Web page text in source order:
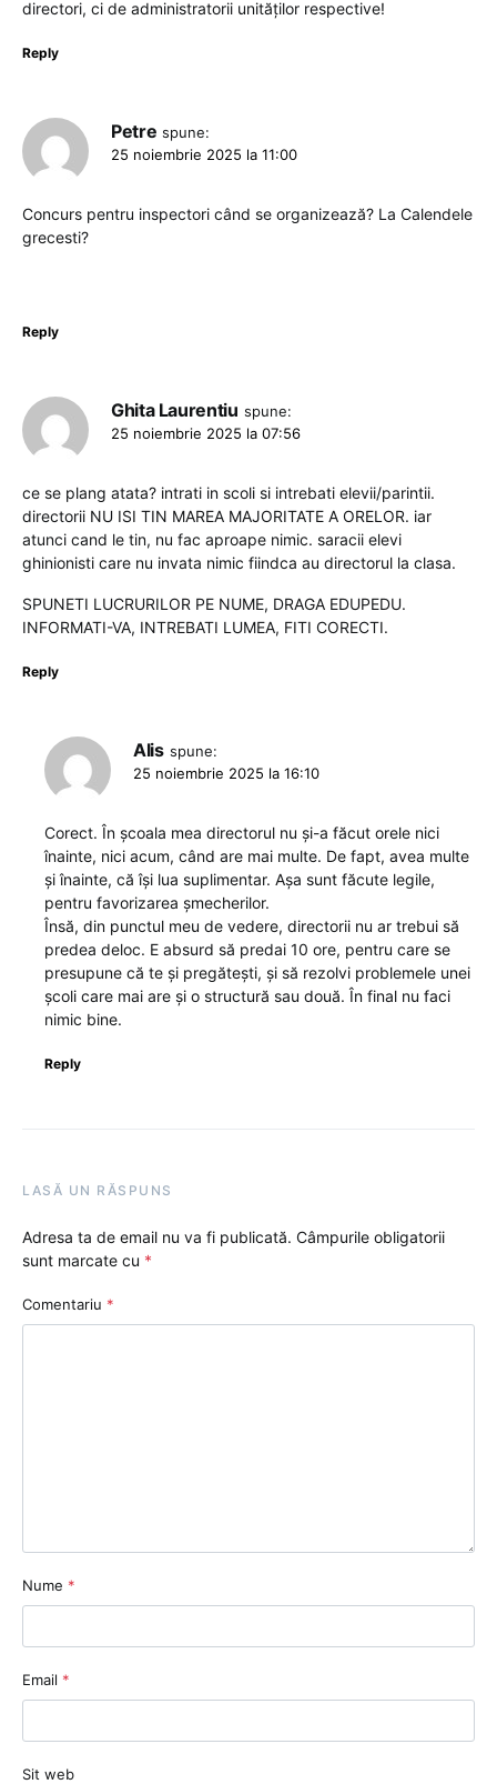
directori, ci de administratorii unităților respective!
Reply
Petre spune:
25 noiembrie 2025 la 11:00
Concurs pentru inspectori când se organizează? La Calendele
grecesti?
Reply
Ghita Laurentiu spune:
25 noiembrie 2025 la 07:56
ce se plang atata? intrati in scoli si intrebati elevii/parintii.
directorii NU ISI TIN MAREA MAJORITATE A ORELOR. iar
atunci cand le tin, nu fac aproape nimic. saracii elevi
ghinionisti care nu invata nimic fiindca au directorul la clasa.
SPUNETI LUCRURILOR PE NUME, DRAGA EDUPEDU.
INFORMATI-VA, INTREBATI LUMEA, FITI CORECTI.
Reply
Alis spune:
25 noiembrie 2025 la 16:10
Corect. În școala mea directorul nu și-a făcut orele nici
înainte, nici acum, când are mai multe. De fapt, avea multe
și înainte, că își lua suplimentar. Așa sunt făcute legile,
pentru favorizarea șmecherilor.
Însă, din punctul meu de vedere, directorii nu ar trebui să
predea deloc. E absurd să predai 10 ore, pentru care se
presupune că te și pregătești, și să rezolvi problemele unei
școli care mai are și o structură sau două. În final nu faci
nimic bine.
Reply
LASĂ UN RĂSPUNS
Adresa ta de email nu va fi publicată. Câmpurile obligatorii
sunt marcate cu *
Comentariu *
Nume *
Email *
Sit web